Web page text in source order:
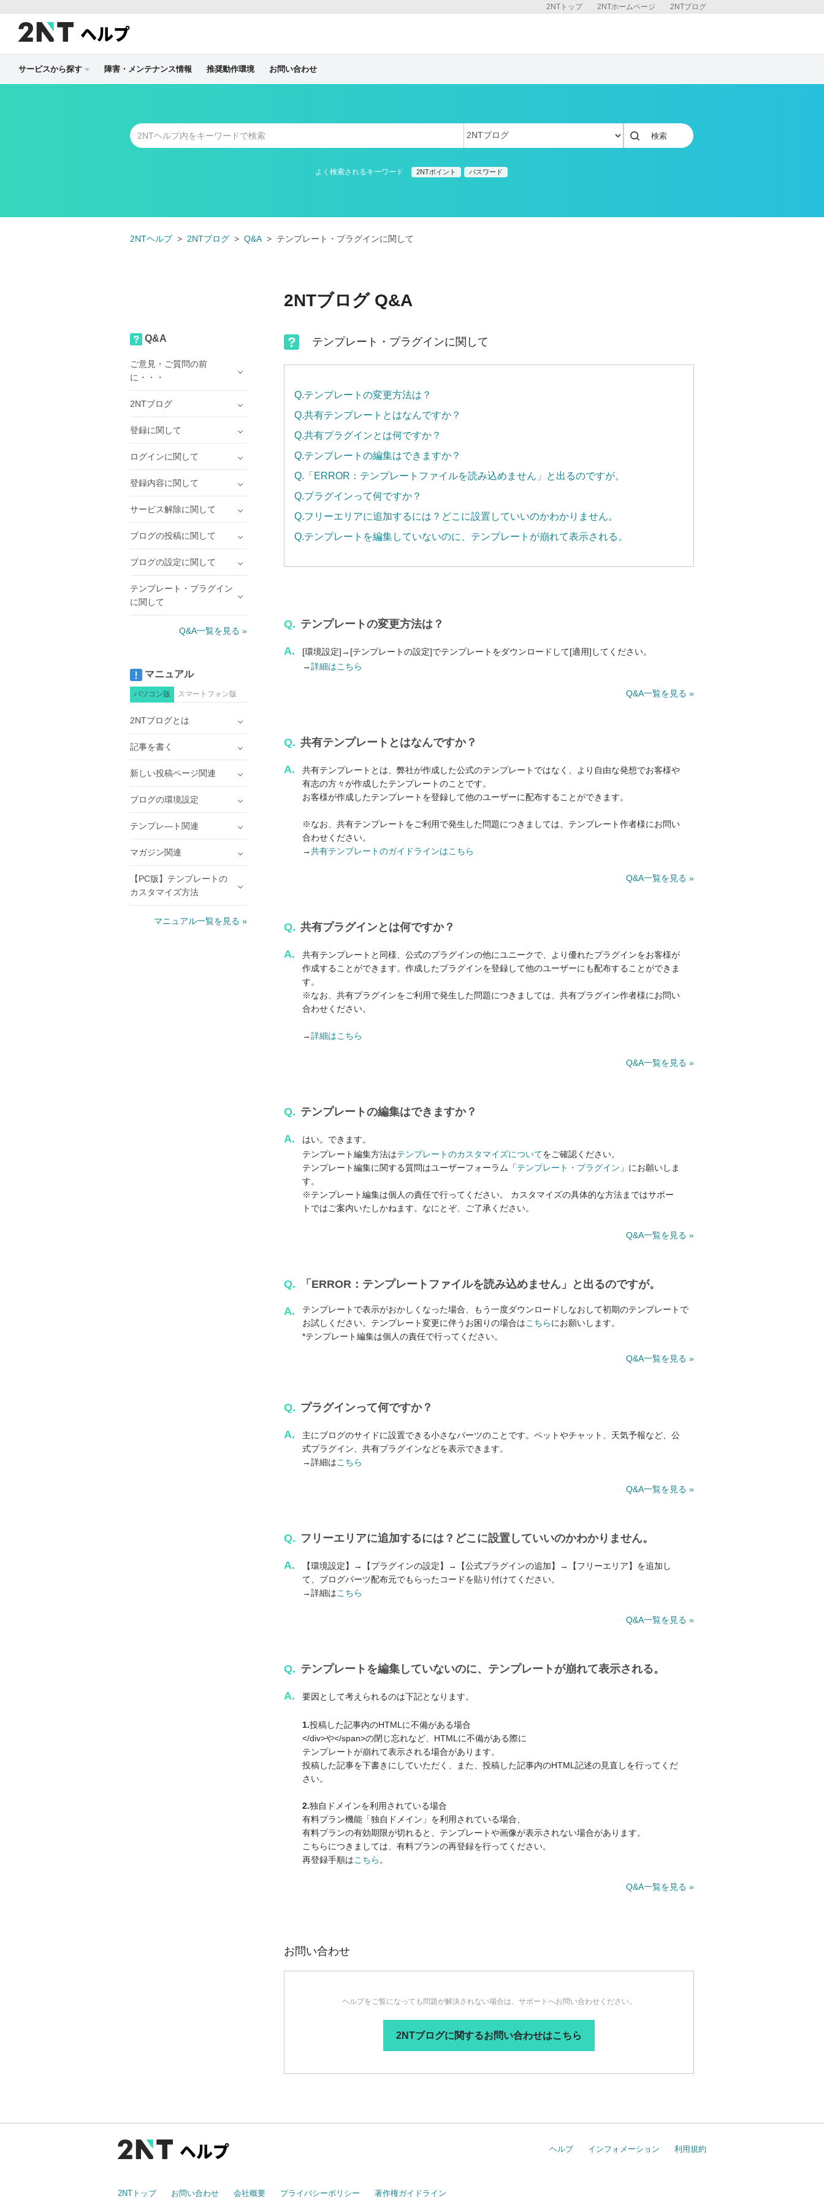
2NTブログ
2NTホームページ
2NTトップ
ヘルプ
サービスから探す 障害・メンテナンス情報 推奨動作環境 お問い合わせ
検索
よく検索されるキーワード 2NTポイント パスワード
2NTヘルプ 2NTブログ Q&A テンプレート・プラグインに関して
2NTブログ Q&A
テンプレート・プラグインに関して
Q.テンプレートの変更方法は？
Q.共有テンプレートとはなんですか？
Q.共有プラグインとは何ですか？
Q.テンプレートの編集はできますか？
Q.「ERROR：テンプレートファイルを読み込めません」と出るのですが。
Q.プラグインって何ですか？
Q.フリーエリアに追加するには？どこに設置していいのかわかりません。
Q.テンプレートを編集していないのに、テンプレートが崩れて表示される。
Q. テンプレートの変更方法は？
A.
[環境設定]→[テンプレートの設定]でテンプレートをダウンロードして[適用]してください。
→詳細はこちら
Q&A一覧を見る »
Q. 共有テンプレートとはなんですか？
A.
共有テンプレートとは、弊社が作成した公式のテンプレートではなく、より自由な発想でお客様や
有志の方々が作成したテンプレートのことです。
お客様が作成したテンプレートを登録して他のユーザーに配布することができます。
※なお、共有テンプレートをご利用で発生した問題につきましては、テンプレート作者様にお問い
合わせください。
→共有テンプレートのガイドラインはこちら
Q&A一覧を見る »
Q. 共有プラグインとは何ですか？
A.
共有テンプレートと同様、公式のプラグインの他にユニークで、より優れたプラグインをお客様が
作成することができます。作成したプラグインを登録して他のユーザーにも配布することができま
す。
※なお、共有プラグインをご利用で発生した問題につきましては、共有プラグイン作者様にお問い
合わせください。
→詳細はこちら
Q&A一覧を見る »
Q. テンプレートの編集はできますか？
A.
はい。できます。
テンプレート編集方法はテンプレートのカスタマイズについてをご確認ください。
テンプレート編集に関する質問はユーザーフォーラム「テンプレート・プラグイン 」にお願いしま
す。
※テンプレート編集は個人の責任で行ってください。 カスタマイズの具体的な方法まではサポー
トではご案内いたしかねます。なにとぞ、ご了承ください。
Q&A一覧を見る »
Q. 「ERROR：テンプレートファイルを読み込めません」と出るのですが。
A.
テンプレートで表示がおかしくなった場合、もう一度ダウンロードしなおして初期のテンプレートで
お試しください。テンプレート変更に伴うお困りの場合はこちらにお願いします。
*テンプレート編集は個人の責任で行ってください。
Q&A一覧を見る »
Q. プラグインって何ですか？
A.
主にブログのサイドに設置できる小さなパーツのことです。ペットやチャット、天気予報など、公
式プラグイン、共有プラグインなどを表示できます。
→詳細はこちら
Q&A一覧を見る »
Q. フリーエリアに追加するには？どこに設置していいのかわかりません。
A.
【環境設定】→【プラグインの設定】→【公式プラグインの追加】→【フリーエリア】を追加し
て、ブログパーツ配布元でもらったコードを貼り付けてください。
→詳細はこちら
Q&A一覧を見る »
Q. テンプレートを編集していないのに、テンプレートが崩れて表示される。
A. 要因として考えられるのは下記となります。
1.投稿した記事内のHTMLに不備がある場合
</div>や</span>の閉じ忘れなど、HTMLに不備がある際に
テンプレートが崩れて表示される場合があります。
投稿した記事を下書きにしていただく、また、投稿した記事内のHTML記述の見直しを行ってくだ
さい。
2.独自ドメインを利用されている場合
有料プラン機能「独自ドメイン」を利用されている場合、
有料プランの有効期限が切れると、テンプレートや画像が表示されない場合があります。
こちらにつきましては、有料プランの再登録を行ってください。
再登録手順はこちら 。
Q&A一覧を見る »
お問い合わせ
ヘルプをご覧になっても問題が解決されない場合は、サポートへお問い合わせください。
2NTブログに関するお問い合わせはこちら
Q&A
ご意見・ご質問の前
に・・・
2NTブログ
登録に関して
ログインに関して
登録内容に関して
サービス解除に関して
ブログの投稿に関して
ブログの設定に関して
テンプレート・プラグイン
に関して
Q&A一覧を見る »
マニュアル
パソコン版 スマートフォン版
2NTブログとは
記事を書く
新しい投稿ページ関連
ブログの環境設定
テンプレ―ト関連
マガジン関連
【PC版】テンプレートの
カスタマイズ方法
マニュアル一覧を見る »
ヘルプ ヘルプ インフォメーション 利用規約
2NTトップ お問い合わせ 会社概要 プライバシーポリシー 著作権ガイドライン